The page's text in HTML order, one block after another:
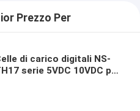
Prezzo Per
di carico digitali NS-
serie 5VDC 10VDC per